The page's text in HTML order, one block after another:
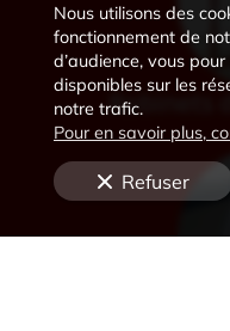
Robinets
Nous utilisons des
fonctionnement de
d’audience, vous
disponibles sur les
notre trafic.
Pour en savoir plus,
Refuser